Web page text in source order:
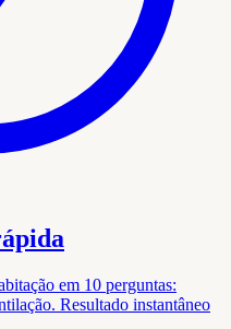
em 10 perguntas:
Resultado instantâneo